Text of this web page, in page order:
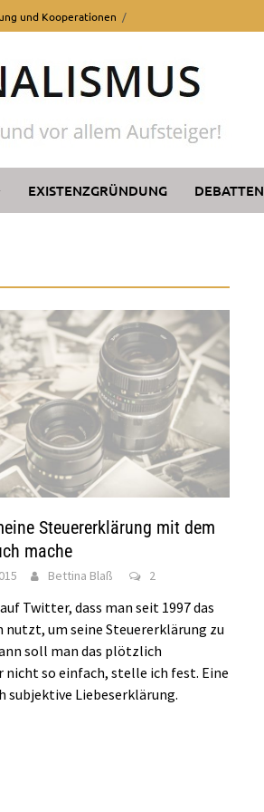
und Kooperationen
EXISTENZGRÜNDUNG DEBATTEN
Steuererklärung mit dem
mache
Bettina Blaß 2
Twitter, dass man seit 1997 das
nutzt, um seine Steuererklärung zu
soll man das plötzlich
nicht so einfach, stelle ich fest. Eine
subjektive Liebeserklärung.